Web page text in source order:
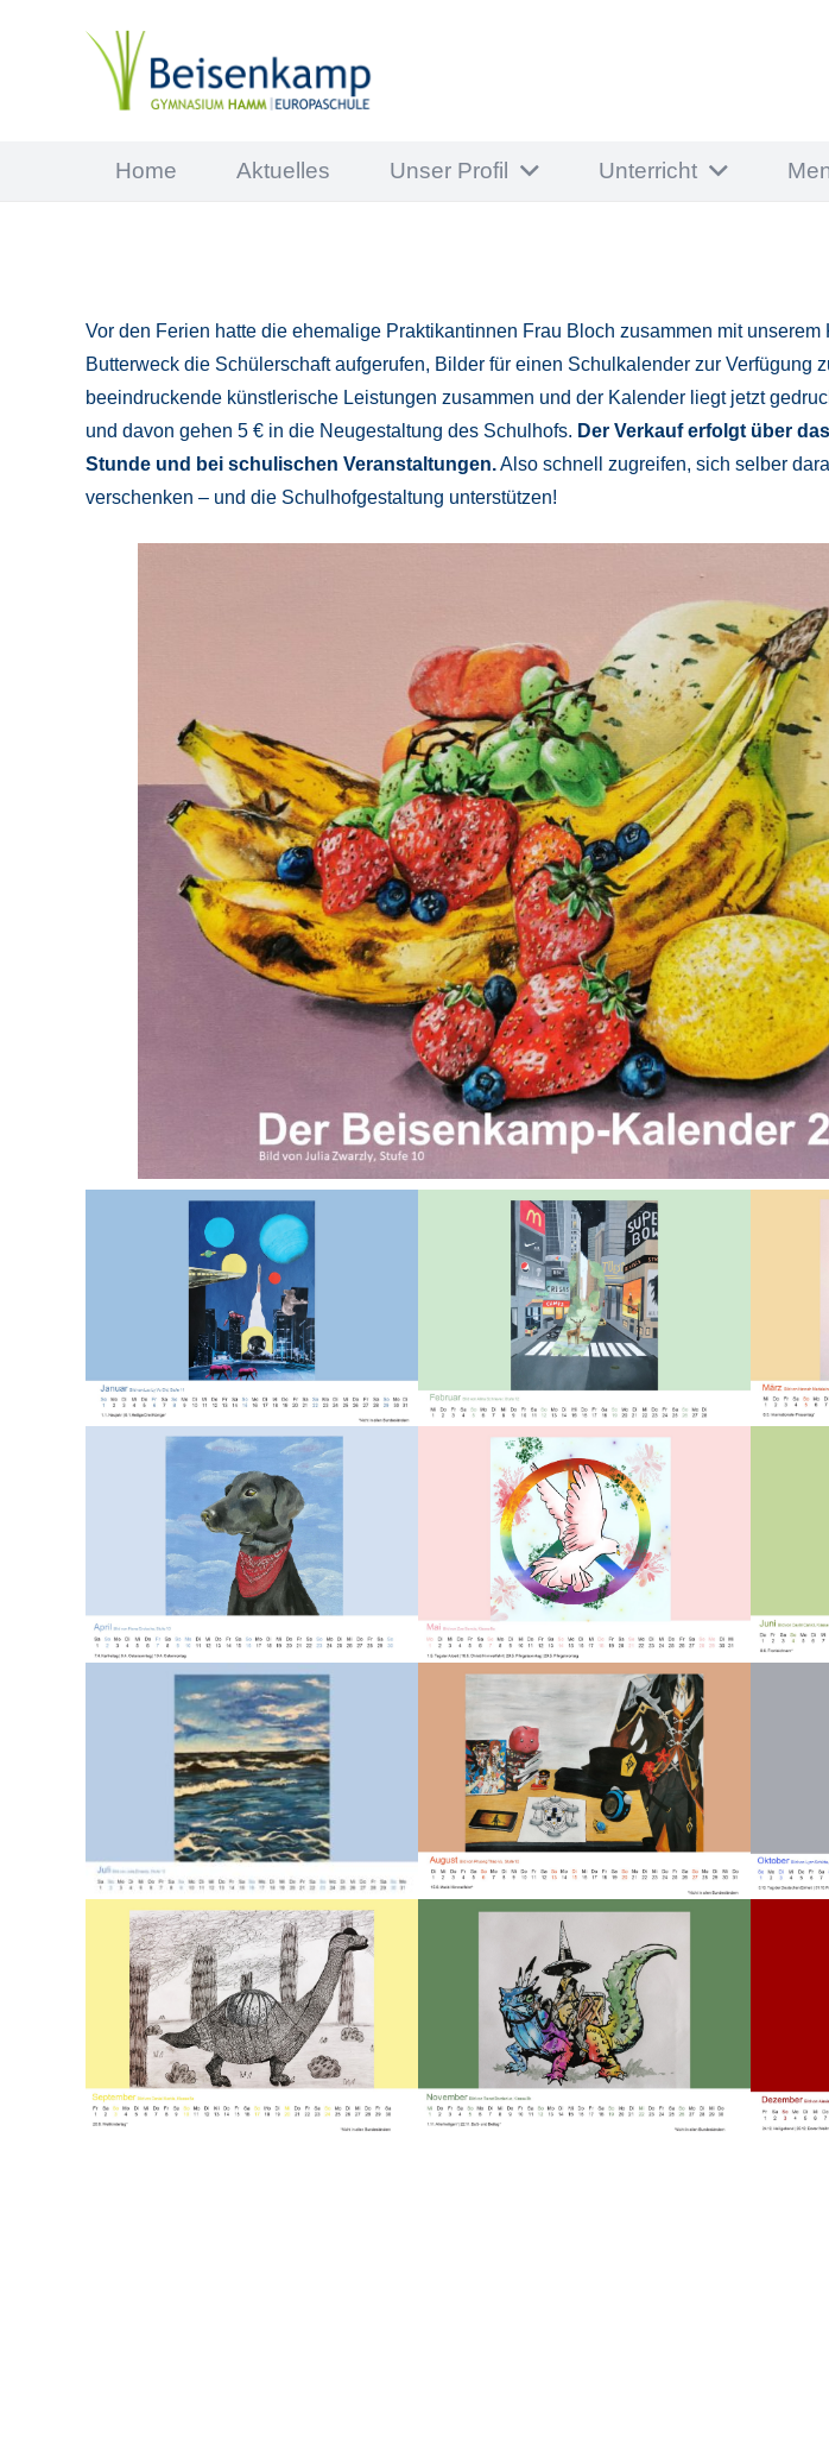
Home Aktuelles Unser Profil Unterricht
Vor den Ferien hatte die ehemalige Praktikantinnen Frau Bloch zusammen mit unserem
Butterweck die Schülerschaft aufgerufen, Bilder für einen Schulkalender zur Verfügung
beeindruckende künstlerische Leistungen zusammen und der Kalender liegt jetzt
und davon gehen 5 € in die Neugestaltung des Schulhofs. Der Verkauf erfolgt über
Stunde und bei schulischen Veranstaltungen.Also schnell zugreifen, sich selber
verschenken – und die Schulhofgestaltung unterstützen!